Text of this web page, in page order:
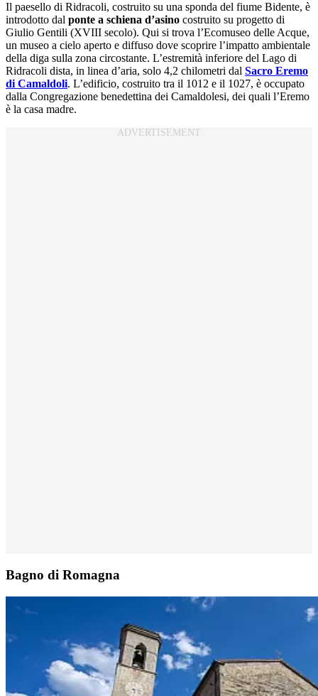
Il paesello di Ridracoli, costruito su una sponda del fiume Bidente, è
introdotto dal ponte a schiena d’asino costruito su progetto di
Giulio Gentili (XVIII secolo). Qui si trova l’Ecomuseo delle Acque,
un museo a cielo aperto e diffuso dove scoprire l’impatto ambientale
della diga sulla zona circostante. L’estremità inferiore del Lago di
Ridracoli dista, in linea d’aria, solo 4,2 chilometri dal Sacro Eremo
di Camaldoli. L’edificio, costruito tra il 1012 e il 1027, è occupato
dalla Congregazione benedettina dei Camaldolesi, dei quali l’Eremo
è la casa madre.
Bagno di Romagna